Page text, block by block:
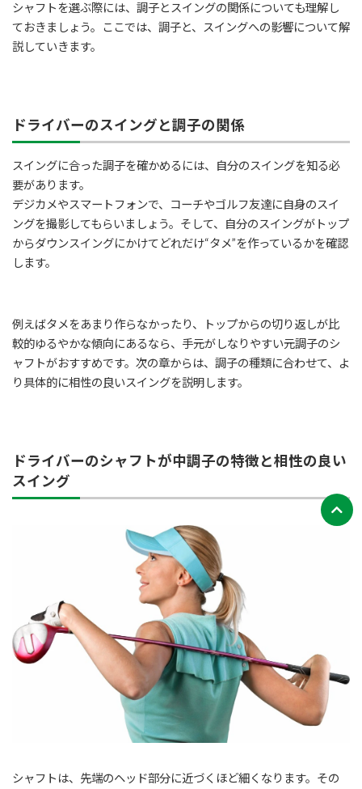
シャフトを選ぶ際には、調子とスイングの関係についても理解し
ておきましょう。ここでは、調子と、スイングへの影響について解
説していきます。
ドライバーのスイングと調子の関係
スイングに合った調子を確かめるには、自分のスイングを知る必
要があります。
デジカメやスマートフォンで、コーチやゴルフ友達に自身のスイ
ングを撮影してもらいましょう。そして、自分のスイングがトップ
からダウンスイングにかけてどれだけ“タメ”を作っているかを確認
します。
例えばタメをあまり作らなかったり、トップからの切り返しが比
較的ゆるやかな傾向にあるなら、手元がしなりやすい元調子のシ
ャフトがおすすめです。次の章からは、調子の種類に合わせて、よ
り具体的に相性の良いスイングを説明します。
ドライバーのシャフトが中調子の特徴と相性の良い
スイング
シャフトは、先端のヘッド部分に近づくほど細くなります。その